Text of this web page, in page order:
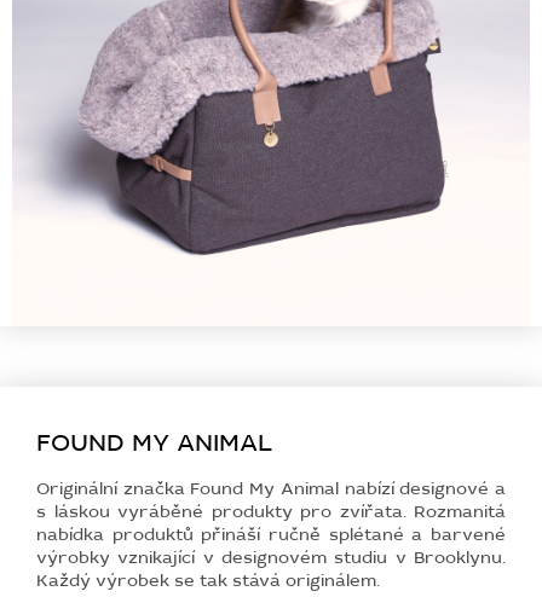
FOUND MY ANIMAL
Originální značka Found My Animal nabízí designové a
s láskou vyráběné produkty pro zvířata. Rozmanitá
nabídka produktů přináší ručně splétané a barvené
výrobky vznikající v designovém studiu v Brooklynu.
Každý výrobek se tak stává originálem.